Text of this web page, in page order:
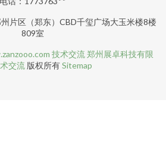
片区（郑东）CBD千玺广场大玉米楼8楼
809室
技术交流郑州展卓科技有限
交流 版权所有Sitemap